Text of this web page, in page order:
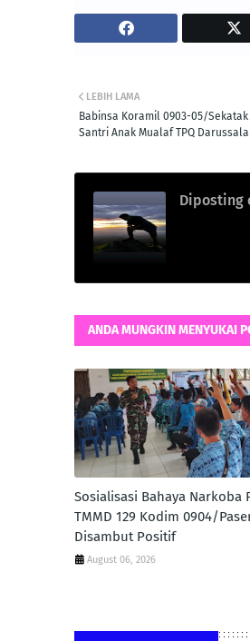
LEBIH LAMA
Babinsa Koramil 0903-05/
Santri Anak Mualaf TPQ
Diposting
ANDA MUNGKIN MENYUKAI
Sosialisasi Bahaya Narkoba
TMMD 129 Kodim 0904/
Disambut Positif
August 06, 2026